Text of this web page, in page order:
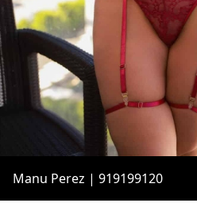
Manu Perez | 919199120